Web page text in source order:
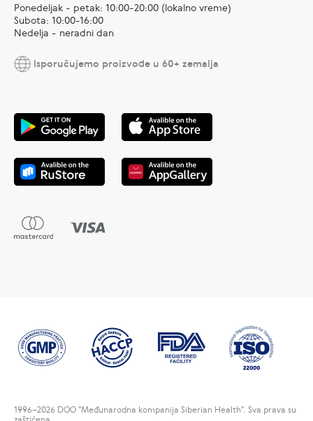
Ponedeljak - petak: 10:00-20:00 (lokalno vreme)
Subota: 10:00-16:00
Nedelja - neradni dan
Isporučujemo proizvode u 60+ zemalja
1996–2026 DOO "Međunarodna kompanija Siberian Health". Sva prava su